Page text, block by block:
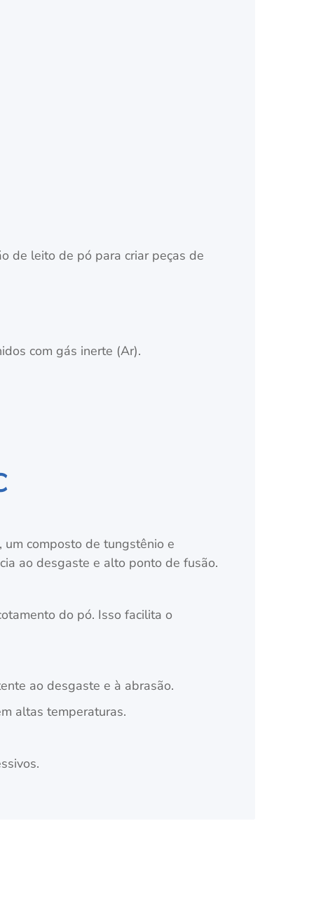
de leito de pó para criar peças de
com gás inerte (Ar).
composto de tungstênio e
ao desgaste e alto ponto de fusão.
do pó. Isso facilita o
ao desgaste e à abrasão.
altas temperaturas.